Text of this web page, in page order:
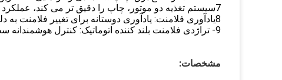
7سیستم تغذیه دو موتور، چاپ را دقیق تر می کند، عملکرد عالی برای چاپ مدل پیچیده.
8یادآوری فلامنت: یادآوری دوستانه برای تغییر فلامنت به دلیل کمبود یا شکستن فلامنت.
9- تراژدی فلامنت بلند کننده اتوماتیک: کنترل هوشمندانه سطح بندی تخت و صرفه جویی بیشتر در زمان تغذیه فلامنت.
مشخصات: